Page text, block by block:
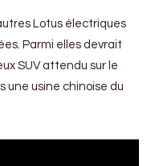
Lotus électriques
Parmi elles devrait
SUV attendu sur le
une usine chinoise du